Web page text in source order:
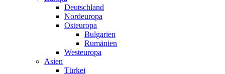
Deutschland
Nordeuropa
Osteuropa
Bulgarien
Rumänien
Westeuropa
Asien
Türkei